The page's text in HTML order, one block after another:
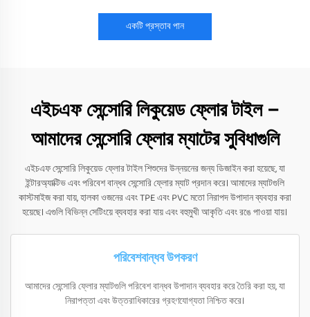
একটি প্রস্তাব পান
এইচএফ সেন্সোরি লিকুয়েড ফ্লোর টাইল –
আমাদের সেন্সোরি ফ্লোর ম্যাটের সুবিধাগুলি
এইচএফ সেন্সোরি লিকুয়েড ফ্লোর টাইল শিশুদের উন্নয়নের জন্য ডিজাইন করা হয়েছে, যা
ইন্টারঅ্যাক্টিভ এবং পরিবেশ বান্ধব সেন্সোরি ফ্লোর ম্যাট প্রদান করে। আমাদের ম্যাটগুলি
কাস্টমাইজ করা যায়, হালকা ওজনের এবং TPE এবং PVC মতো নিরাপদ উপাদান ব্যবহার করা
হয়েছে। এগুলি বিভিন্ন সেটিংয়ে ব্যবহার করা যায় এবং বহুমুখী আকৃতি এবং রঙে পাওয়া যায়।
পরিবেশবান্ধব উপকরণ
আমাদের সেন্সোরি ফ্লোর ম্যাটগুলি পরিবেশ বান্ধব উপাদান ব্যবহার করে তৈরি করা হয়, যা
নিরাপত্তা এবং উত্তরাধিকারের গ্রহণযোগ্যতা নিশ্চিত করে।